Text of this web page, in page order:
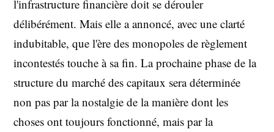
l'infrastructure financière doit se dérouler
délibérément. Mais elle a annoncé, avec une clarté
indubitable, que l'ère des monopoles de règlement
incontestés touche à sa fin. La prochaine phase de la
structure du marché des capitaux sera déterminée
non pas par la nostalgie de la manière dont les
choses ont toujours fonctionné, mais par la